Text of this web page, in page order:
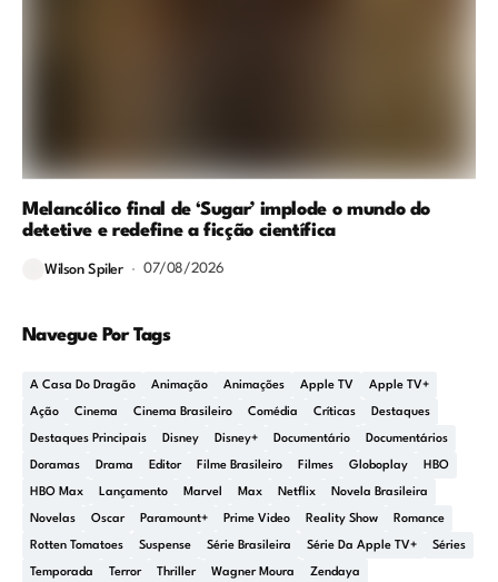
Melancólico final de ‘Sugar’ implode o mundo do
detetive e redefine a ficção científica
Wilson Spiler 07/08/2026
Navegue Por Tags
A Casa Do Dragão Animação Animações Apple TV Apple TV+
Ação Cinema Cinema Brasileiro Comédia Críticas Destaques
Destaques Principais Disney Disney+ Documentário Documentários
Doramas Drama Editor Filme Brasileiro Filmes Globoplay HBO
HBO Max Lançamento Marvel Max Netflix Novela Brasileira
Novelas Oscar Paramount+ Prime Video Reality Show Romance
Rotten Tomatoes Suspense Série Brasileira Série Da Apple TV+ Séries
Temporada Terror Thriller Wagner Moura Zendaya